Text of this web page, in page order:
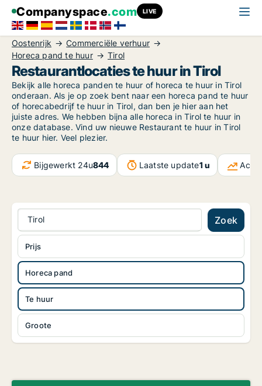
Companyspace.com LIVE
Oostenrijk
Commerciële verhuur
Horeca pand te huur
Tirol
Restaurantlocaties te huur in Tirol
Bekijk alle horeca panden te huur of horeca te huur in Tirol
onderaan. Als je op zoek bent naar een horeca pand te huur
of horecabedrijf te huur in Tirol, dan ben je hier aan het
juiste adres. We hebben bijna alle horeca in Tirol te huur in
onze database. Vind uw nieuwe Restaurant te huur in Tirol
te huur hier. Veel plezier.
Bijgewerkt 24u844 Laatste update1 u
Tirol Zoek
Horeca pand
Te huur
Groote
Prijs